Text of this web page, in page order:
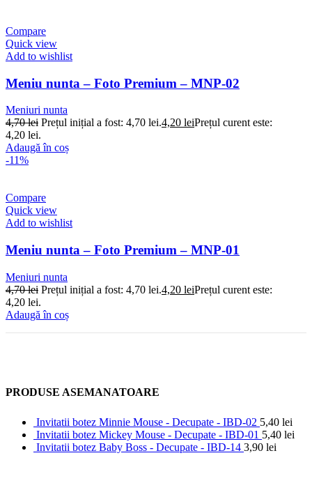
Compare
Quick view
Add to wishlist
Meniu nunta – Foto Premium – MNP-02
Meniuri nunta
4,70lei Prețul inițial a fost: 4,70 lei.4,20 leiPrețul curent este:
4,20 lei.
Adaugă în coș
-11%
Compare
Quick view
Add to wishlist
Meniu nunta – Foto Premium – MNP-01
Meniuri nunta
4,70lei Prețul inițial a fost: 4,70 lei.4,20 leiPrețul curent este:
4,20 lei.
Adaugă în coș
PRODUSE ASEMANATOARE
Invitatii botez Minnie Mouse - Decupate - IBD-02 5,40 lei
Invitatii botez Mickey Mouse - Decupate - IBD-01 5,40 lei
Invitatii botez Baby Boss - Decupate - IBD-14 3,90 lei